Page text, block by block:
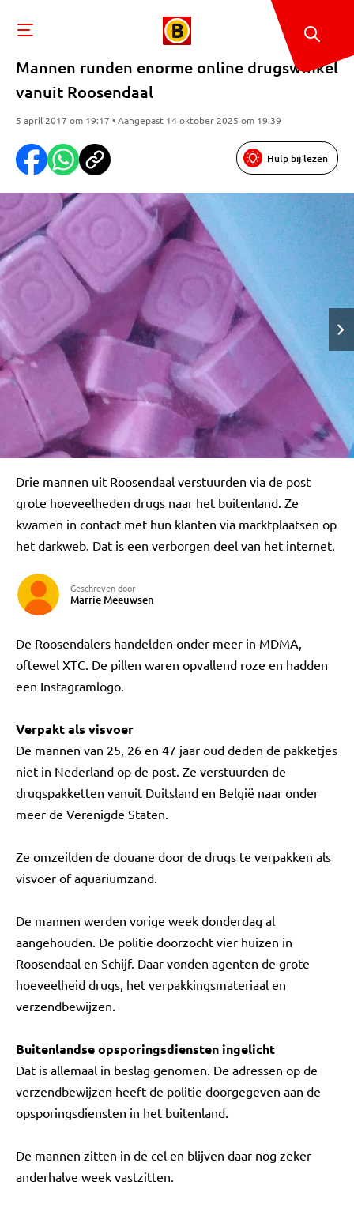
Mannen runden enorme online drugswinkel
vanuit Roosendaal
5 april 2017 om 19:17 • Aangepast 14 oktober 2025 om 19:39
Hulp bij lezen
Drie mannen uit Roosendaal verstuurden via de post
grote hoeveelheden drugs naar het buitenland. Ze
kwamen in contact met hun klanten via marktplaatsen op
het darkweb. Dat is een verborgen deel van het internet.
Geschreven door
Marrie Meeuwsen
De Roosendalers handelden onder meer in MDMA,
oftewel XTC. De pillen waren opvallend roze en hadden
een Instagramlogo.
Verpakt als visvoer
De mannen van 25, 26 en 47 jaar oud deden de pakketjes
niet in Nederland op de post. Ze verstuurden de
drugspakketten vanuit Duitsland en België naar onder
meer de Verenigde Staten.
Ze omzeilden de douane door de drugs te verpakken als
visvoer of aquariumzand.
De mannen werden vorige week donderdag al
aangehouden. De politie doorzocht vier huizen in
Roosendaal en Schijf. Daar vonden agenten de grote
hoeveelheid drugs, het verpakkingsmateriaal en
verzendbewijzen.
Buitenlandse opsporingsdiensten ingelicht
Dat is allemaal in beslag genomen. De adressen op de
verzendbewijzen heeft de politie doorgegeven aan de
opsporingsdiensten in het buitenland.
De mannen zitten in de cel en blijven daar nog zeker
anderhalve week vastzitten.